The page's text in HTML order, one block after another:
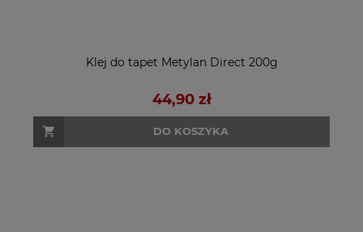
Klej do tapet Metylan Direct 200g
44,90 zł
DO KOSZYKA